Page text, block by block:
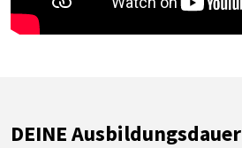
DEINE Ausbildungsdauer